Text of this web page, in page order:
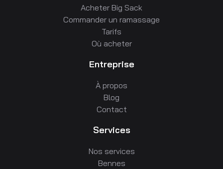
Acheter Big Sack
Commander un ramassage
Tarifs
Où acheter
Entreprise
À propos
Blog
Contact
Services
Nos services
Bennes